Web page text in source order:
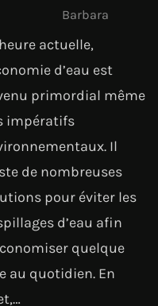
Barbara
actuelle,
d’eau est
primordial même
impératifs
Il
de nombreuses
pour éviter les
d’eau afin
quelque
au quotidien. En